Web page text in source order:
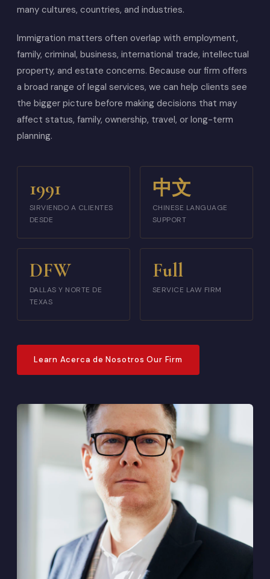
many cultures, countries, and industries.
Immigration matters often overlap with employment,
family, criminal, business, international trade, intellectual
property, and estate concerns. Because our firm offers
a broad range of legal services, we can help clients see
the bigger picture before making decisions that may
affect status, family, ownership, travel, or long-term
planning.
1991
SIRVIENDO A CLIENTES
DESDE
中文
CHINESE LANGUAGE
SUPPORT
DFW
DALLAS Y NORTE DE
TEXAS
Full
SERVICE LAW FIRM
Learn Acerca de Nosotros Our Firm